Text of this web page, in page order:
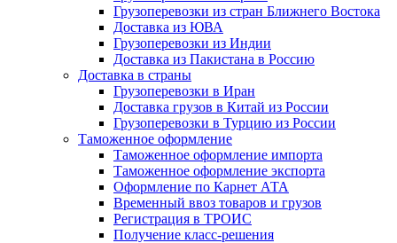
Грузоперевозки из стран Ближнего Востока
Доставка из ЮВА
Грузоперевозки из Индии
Доставка из Пакистана в Россию
Доставка в страны
Грузоперевозки в Иран
Доставка грузов в Китай из России
Грузоперевозки в Турцию из России
Таможенное оформление
Таможенное оформление импорта
Таможенное оформление экспорта
Оформление по Карнет АТА
Временный ввоз товаров и грузов
Регистрация в ТРОИС
Получение класс-решения